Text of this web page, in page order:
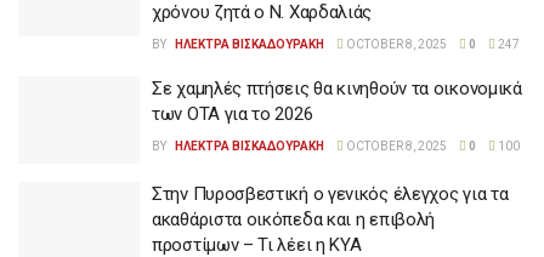
χρόνου ζητά ο Ν. Χαρδαλιάς
BY ΗΛΕΚΤΡΑ ΒΙΣΚΑΔΟΥΡΑΚΗ OCTOBER 8, 2025 0 247
Σε χαμηλές πτήσεις θα κινηθούν τα οικονομικά
των ΟΤΑ για το 2026
BY ΗΛΕΚΤΡΑ ΒΙΣΚΑΔΟΥΡΑΚΗ OCTOBER 8, 2025 0 100
Στην Πυροσβεστική ο γενικός έλεγχος για τα
ακαθάριστα οικόπεδα και η επιβολή
προστίμων – Τι λέει η ΚΥΑ